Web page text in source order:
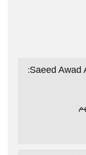
Saeed Awad
: